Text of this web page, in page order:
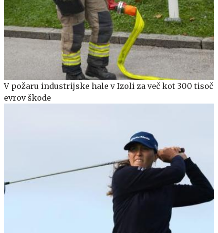
V požaru industrijske hale v Izoli za več kot 300 tisoč
evrov škode